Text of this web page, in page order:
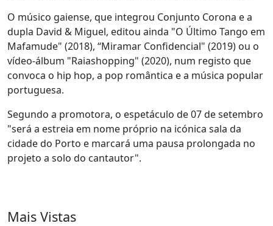
O músico gaiense, que integrou Conjunto Corona e a
dupla David & Miguel, editou ainda "O Último Tango em
Mafamude" (2018), “Miramar Confidencial" (2019) ou o
vídeo-álbum "Raiashopping" (2020), num registo que
convoca o hip hop, a pop romântica e a música popular
portuguesa.
Segundo a promotora, o espetáculo de 07 de setembro
"será a estreia em nome próprio na icónica sala da
cidade do Porto e marcará uma pausa prolongada no
projeto a solo do cantautor".
Mais Vistas